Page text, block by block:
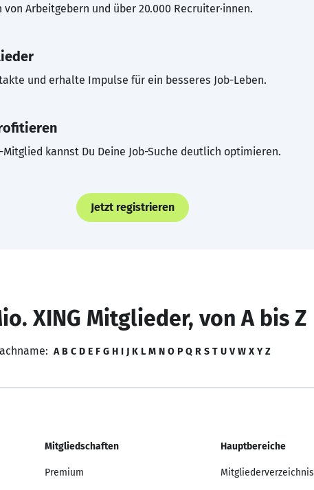
von Arbeitgebern und über 20.000 Recruiter·innen.
und erhalte Impulse für ein besseres Job-Leben.
kannst Du Deine Job-Suche deutlich optimieren.
Jetzt registrieren
XING Mitglieder, von A bis Z
A B C D E F G H I J K L M N O P Q R S T U V W X Y Z
Mitgliedschaften
Premium
Hauptbereiche
Mitgliederverzeichnis